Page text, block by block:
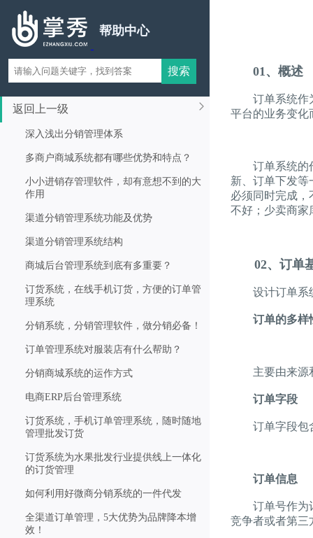
帮助中心
返回上一级
深入浅出分销管理体系
多商户商城系统都有哪些优势和特点？
小小进销存管理软件，却有意想不到的大
作用
渠道分销管理系统功能及优势
渠道分销管理系统结构
商城后台管理系统到底有多重要？
订货系统，在线手机订货，方便的订单管
理系统
分销系统，分销管理软件，做分销必备！
订单管理系统对服装店有什么帮助？
分销商城系统的运作方式
电商ERP后台管理系统
订货系统，手机订单管理系统，随时随地
管理批发订货
订货系统为水果批发行业提供线上一体化
的订货管理
如何利用好微商分销系统的一件代发
全渠道订单管理，5大优势为品牌降本增
效！
01、概述
订单系统作为
平台的业务变化
订单系统的
新、订单下发
必须同时完成
不好；少卖商家
02、订单
设计订单系统
订单的多样
主要由来源和
订单字段
订单字段包含
订单信息
订单号作为订
竞争者或者第三